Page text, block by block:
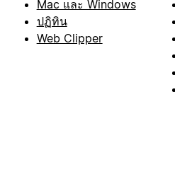
Mac และ Windows
ปฏิทิน
Web Clipper